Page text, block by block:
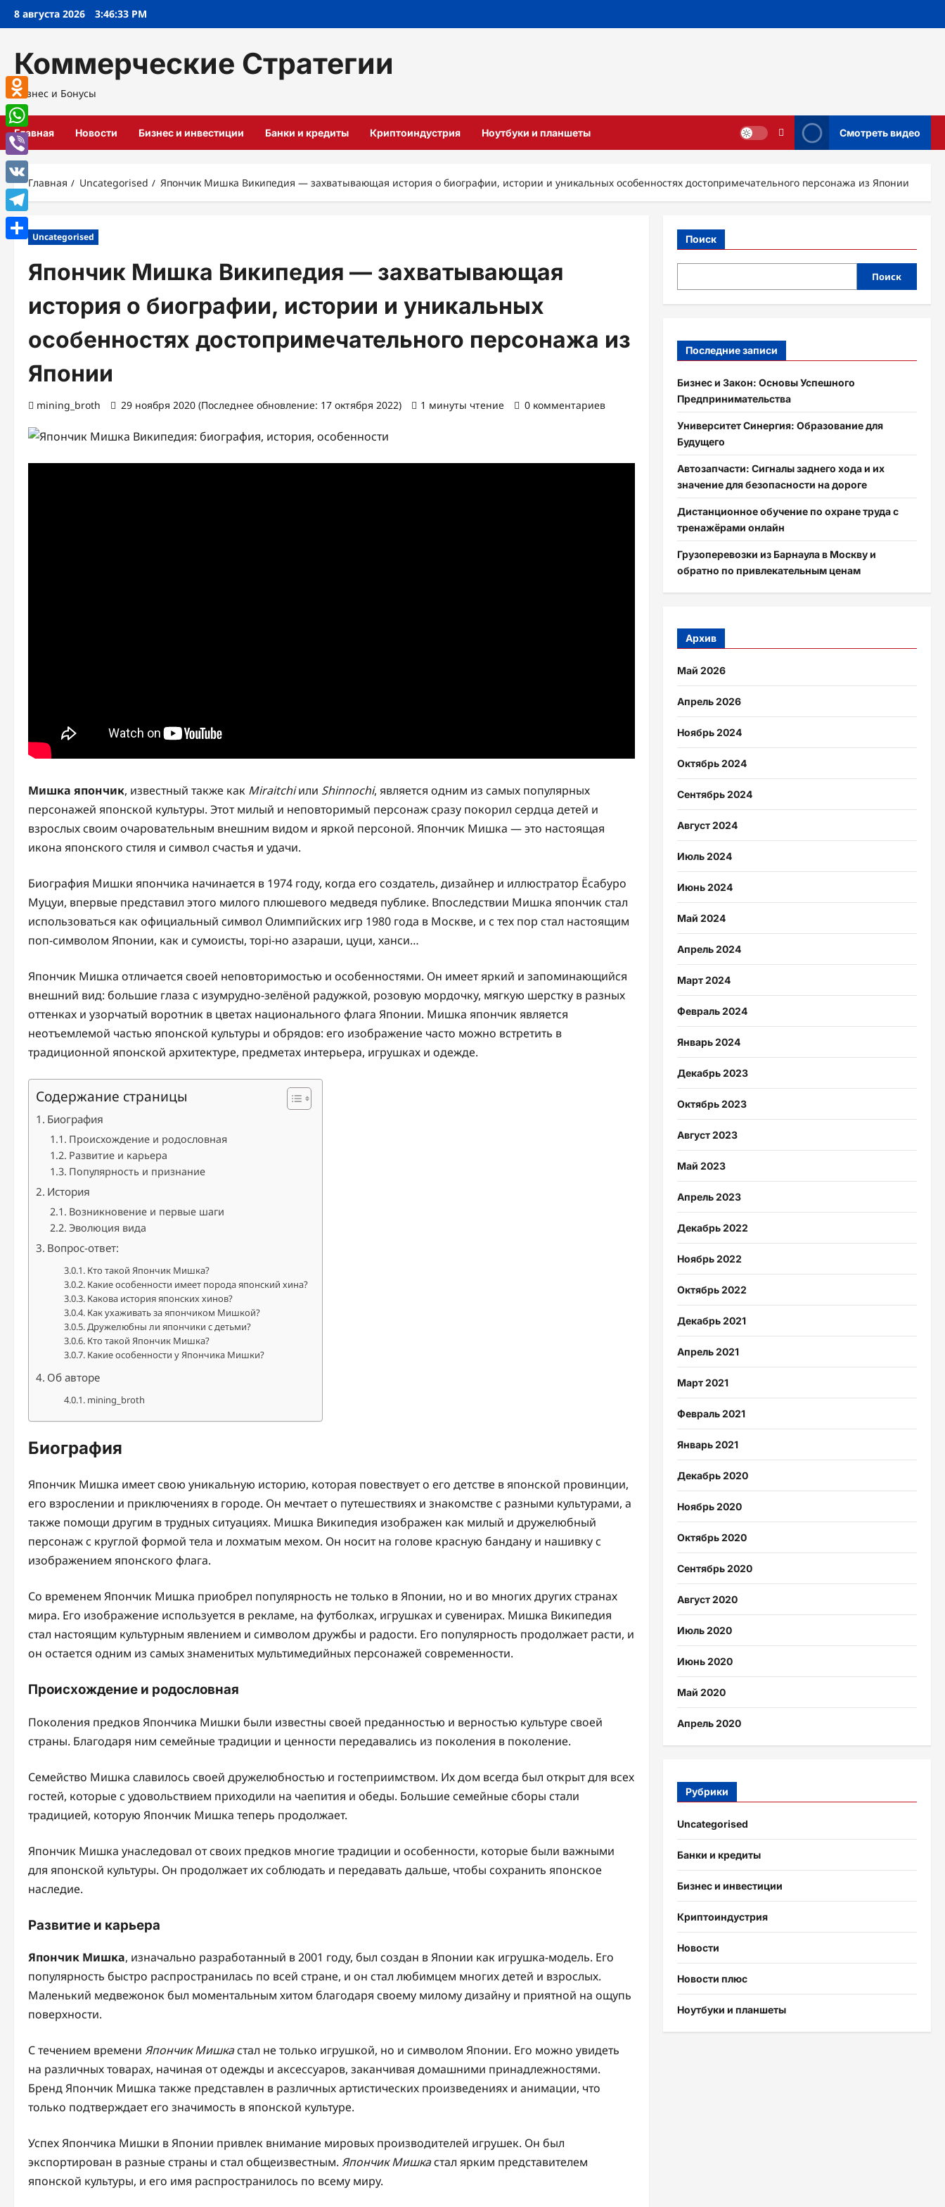
Перейти
8 августа 2026 3:46:34 PM
Коммерческие Стратегии
Бизнес и Бонусы
Главная Новости Бизнес и инвестиции Банки и кредиты Криптоиндустрия Ноутбуки и планшеты Смотреть видео
Главная Uncategorised Япончик Мишка Википедия — захватывающая история о биографии, истории и уникальных особенностях достопримечательного персонажа из Японии
Uncategorised
Япончик Мишка Википедия — захватывающая
история о биографии, истории и уникальных
особенностях достопримечательного персонажа из
Японии
mining_broth 29 ноября 2020 (Последнее обновление: 17 октября 2022) 1 минуты чтение 0 комментариев
Мишка япончик, известный также как Miraitchiили Shinnochi, является одним из самых популярных
персонажей японской культуры. Этот милый и неповторимый персонаж сразу покорил сердца детей и
взрослых своим очаровательным внешним видом и яркой персоной. Япончик Мишка — это настоящая
икона японского стиля и символ счастья и удачи.
Биография Мишки япончика начинается в 1974 году, когда его создатель, дизайнер и иллюстратор Ёсабуро
Муцуи, впервые представил этого милого плюшевого медведя публике. Впоследствии Мишка япончик стал
использоваться как официальный символ Олимпийских игр 1980 года в Москве, и c тех пор стал настоящим
поп-символом Японии, как и сумоисты, торі-но азараши, цуци, ханси…
Япончик Мишка отличается своей неповторимостью и особенностями. Он имеет яркий и запоминающийся
внешний вид: большие глаза с изумрудно-зелёной радужкой, розовую мордочку, мягкую шерстку в разных
оттенках и узорчатый воротник в цветах национального флага Японии. Мишка япончик является
неотъемлемой частью японской культуры и обрядов: его изображение часто можно встретить в
традиционной японской архитектуре, предметах интерьера, игрушках и одежде.
Содержание страницы
Биография
Происхождение и родословная
Развитие и карьера
Популярность и признание
История
Возникновение и первые шаги
Эволюция вида
Вопрос-ответ:
Кто такой Япончик Мишка?
Какие особенности имеет порода японский хина?
Какова история японских хинов?
Как ухаживать за япончиком Мишкой?
Дружелюбны ли япончики с детьми?
Кто такой Япончик Мишка?
Какие особенности у Япончика Мишки?
Об авторе
mining_broth
Биография
Япончик Мишка имеет свою уникальную историю, которая повествует о его детстве в японской провинции,
его взрослении и приключениях в городе. Он мечтает о путешествиях и знакомстве с разными культурами, а
также помощи другим в трудных ситуациях. Мишка Википедия изображен как милый и дружелюбный
персонаж с круглой формой тела и лохматым мехом. Он носит на голове красную бандану и нашивку с
изображением японского флага.
Со временем Япончик Мишка приобрел популярность не только в Японии, но и во многих других странах
мира. Его изображение используется в рекламе, на футболках, игрушках и сувенирах. Мишка Википедия
стал настоящим культурным явлением и символом дружбы и радости. Его популярность продолжает расти, и
он остается одним из самых знаменитых мультимедийных персонажей современности.
Происхождение и родословная
Поколения предков Япончика Мишки были известны своей преданностью и верностью культуре своей
страны. Благодаря ним семейные традиции и ценности передавались из поколения в поколение.
Семейство Мишка славилось своей дружелюбностью и гостеприимством. Их дом всегда был открыт для всех
гостей, которые с удовольствием приходили на чаепития и обеды. Большие семейные сборы стали
традицией, которую Япончик Мишка теперь продолжает.
Япончик Мишка унаследовал от своих предков многие традиции и особенности, которые были важными
для японской культуры. Он продолжает их соблюдать и передавать дальше, чтобы сохранить японское
наследие.
Развитие и карьера
Япончик Мишка, изначально разработанный в 2001 году, был создан в Японии как игрушка-модель. Его
популярность быстро распространилась по всей стране, и он стал любимцем многих детей и взрослых.
Маленький медвежонок был моментальным хитом благодаря своему милому дизайну и приятной на ощупь
поверхности.
С течением времени Япончик Мишкастал не только игрушкой, но и символом Японии. Его можно увидеть
на различных товарах, начиная от одежды и аксессуаров, заканчивая домашними принадлежностями.
Бренд Япончик Мишка также представлен в различных артистических произведениях и анимации, что
только подтверждает его значимость в японской культуре.
Успех Япончика Мишки в Японии привлек внимание мировых производителей игрушек. Он был
экспортирован в разные страны и стал общеизвестным. Япончик Мишкастал ярким представителем
японской культуры, и его имя распространилось по всему миру.
Поиск
Поиск
Последние записи
Бизнес и Закон: Основы Успешного
Предпринимательства
Университет Синергия: Образование для
Будущего
Автозапчасти: Сигналы заднего хода и их
значение для безопасности на дороге
Дистанционное обучение по охране труда с
тренажёрами онлайн
Грузоперевозки из Барнаула в Москву и
обратно по привлекательным ценам
Архив
Май 2026
Апрель 2026
Ноябрь 2024
Октябрь 2024
Сентябрь 2024
Август 2024
Июль 2024
Июнь 2024
Май 2024
Апрель 2024
Март 2024
Февраль 2024
Январь 2024
Декабрь 2023
Октябрь 2023
Август 2023
Май 2023
Апрель 2023
Декабрь 2022
Ноябрь 2022
Октябрь 2022
Декабрь 2021
Апрель 2021
Март 2021
Февраль 2021
Январь 2021
Декабрь 2020
Ноябрь 2020
Октябрь 2020
Сентябрь 2020
Август 2020
Июль 2020
Июнь 2020
Май 2020
Апрель 2020
Рубрики
Uncategorised
Банки и кредиты
Бизнес и инвестиции
Криптоиндустрия
Новости
Новости плюс
Ноутбуки и планшеты
Odnoklassniki
WhatsApp
Viber
VK
Telegram